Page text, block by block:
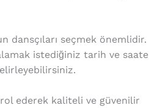
dansçıları seçmek önemlidir.
istediğiniz tarih ve saate
ederek kaliteli ve güvenilir